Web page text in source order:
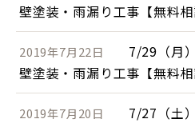
壁塗装・雨漏り工事【無料相
2019年7月22日
7/29（月
壁塗装・雨漏り工事【無料相
2019年7月20日
7/27（土